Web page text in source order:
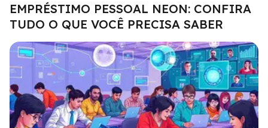
EMPRÉSTIMO PESSOAL NEON: CONFIRA
TUDO O QUE VOCÊ PRECISA SABER